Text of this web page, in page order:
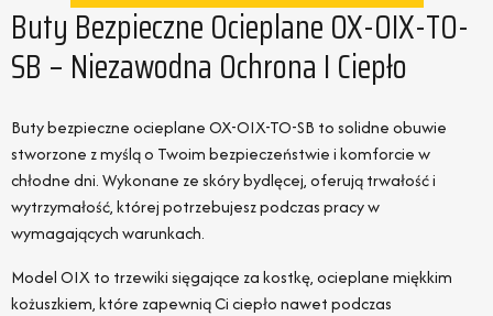
Buty Bezpieczne Ocieplane OX-OIX-TO-
SB – Niezawodna Ochrona I Ciepło
Buty bezpieczne ocieplane OX-OIX-TO-SB to solidne obuwie
stworzone z myślą o Twoim bezpieczeństwie i komforcie w
chłodne dni. Wykonane ze skóry bydlęcej, oferują trwałość i
wytrzymałość, której potrzebujesz podczas pracy w
wymagających warunkach.
Model OIX to trzewiki sięgające za kostkę, ocieplane miękkim
kożuszkiem, które zapewnią Ci ciepło nawet podczas